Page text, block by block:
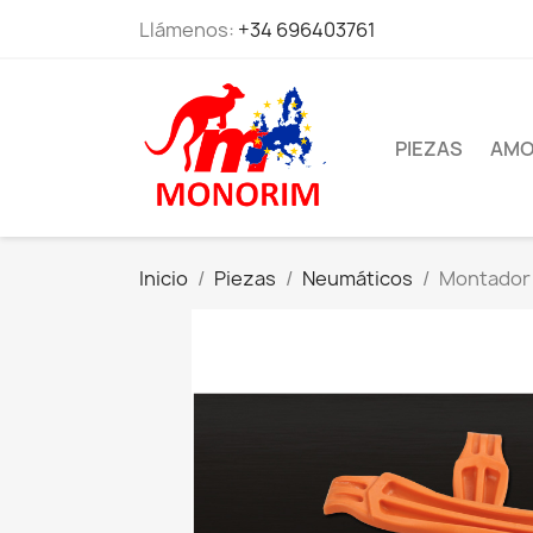
Llámenos: +34 696403761
PIEZAS
Inicio Piezas Neumáticos